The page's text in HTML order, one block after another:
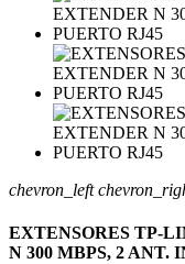
chevron_left
EXTENSORES TP-
N 300 MBPS, 2 ANT.